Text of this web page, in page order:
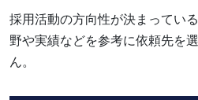
採用活動の方向性が決まってい
野や実績などを参考に依頼先を
ん。